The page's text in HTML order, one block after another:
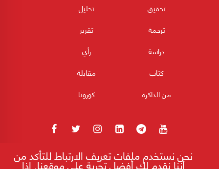
تحقيق
تحليل
ترجمة
تقرير
دراسة
رأي
كتاب
مقابلة
من الذاكرة
كورونا
180POST جميع الحقوق محفوظة 2026
نحن نستخدم ملفات تعريف الارتباط للتأكد من
أننا نقدم لك أفضل تجربة على موقعنا. إذا